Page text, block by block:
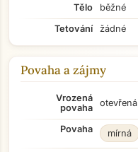
Tělo
běžné
Tetování
žádné
Povaha a zájmy
Vrozená
povaha
otevřená
Povaha mírná